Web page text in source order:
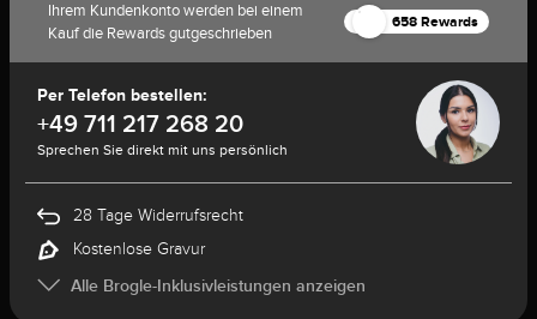
Ihrem Kundenkonto werden bei einem
Kauf die Rewards gutgeschrieben
658 Rewards
Per Telefon bestellen:
+49 711 217 268 20
Sprechen Sie direkt mit uns persönlich
28 Tage Widerrufsrecht
Kostenlose Gravur
Alle Brogle-Inklusivleistungen anzeigen